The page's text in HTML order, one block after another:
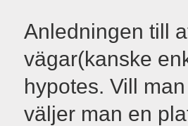
Anledningen till
vägar(kanske
hypotes. Vill
väljer man en